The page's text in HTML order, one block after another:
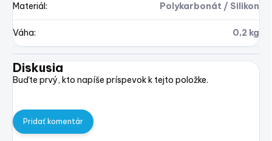
Materiál : Polykarbonát / Silikon
Váha: 0,2 kg
Diskusia
Buďte prvý, kto napíše príspevok k tejto položke.
Pridať komentár